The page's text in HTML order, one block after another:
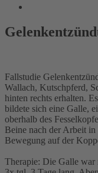
Fallstudie
Wallach, Kutschpferd,
hinten rechts erhalten.
bildete sich eine Galle,
oberhalb des
Beine nach der Arbeit in
Bewegung auf der
Therapie: Die Galle war